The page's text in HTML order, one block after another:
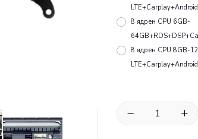
8 ядрен CPU 6GB-
8 ядрен CPU 8GB-